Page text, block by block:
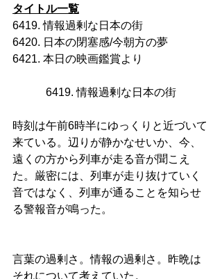
タイトル一覧
6419. 情報過剰な日本の街
6420. 日本の閉塞感/今朝方の夢
6421. 本日の映画鑑賞より
6419. 情報過剰な日本の街
時刻は午前6時半にゆっくりと近づいて
来ている。辺りが静かなせいか、今、
遠くの方から列車が走る音が聞こえ
た。厳密には、列車が走り抜けていく
音ではなく、列車が通ることを知らせ
る警報音が鳴った。
言葉の過剰さ。情報の過剰さ。昨晩は
それについて考えていた。